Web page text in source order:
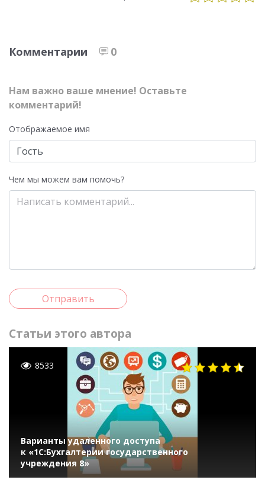
Комментарии 0
Нам важно ваше мнение! Оставьте
комментарий!
Отображаемое имя
Чем мы можем вам помочь?
Отправить
Статьи этого автора
8533
Варианты удаленного доступа
к «1С:Бухгалтерии государственного
учреждения 8»